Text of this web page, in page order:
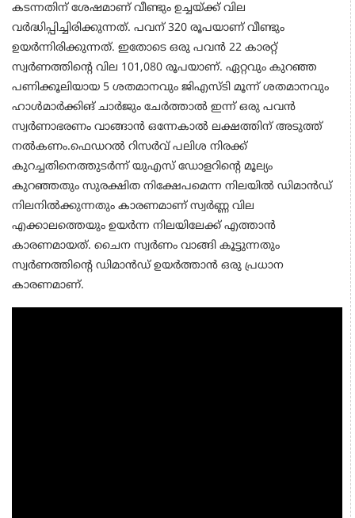
കടന്നതിന് ശേഷമാണ് വീണ്ടും ഉച്ചയ്ക്ക് വില
വർദ്ധിപ്പിച്ചിരിക്കുന്നത്. പവന് 320 രൂപയാണ് വീണ്ടും
ഉയർന്നിരിക്കുന്നത്. ഇതോടെ ഒരു പവൻ 22 കാരറ്റ്
സ്വർണത്തിന്റെ വില 101,080 രൂപയാണ്. ഏറ്റവും കുറഞ്ഞ
പണിക്കൂലിയായ 5 ശതമാനവും ജിഎസ്ടി മൂന്ന് ശതമാനവും
ഹാൾമാർക്കിങ് ചാർജും ചേർത്താൽ ഇന്ന് ഒരു പവൻ
സ്വർണാഭരണം വാങ്ങാൻ ഒന്നേകാൽ ലക്ഷത്തിന് അടുത്ത്
നൽകണം.ഫെഡറൽ റിസർവ് പലിശ നിരക്ക്
കുറച്ചതിനെത്തുടർന്ന് യുഎസ് ഡോളറിന്റെ മൂല്യം
കുറഞ്ഞതും സുരക്ഷിത നിക്ഷേപമെന്ന നിലയിൽ ഡിമാൻഡ്
നിലനിൽക്കുന്നതും കാരണമാണ് സ്വർണ്ണ വില
എക്കാലത്തെയും ഉയർന്ന നിലയിലേക്ക് എത്താൻ
കാരണമായത്. ചൈന സ്വർണം വാങ്ങി കൂട്ടുന്നതും
സ്വർണത്തിന്റെ ഡിമാൻഡ് ഉയർത്താൻ ഒരു പ്രധാന
കാരണമാണ്.